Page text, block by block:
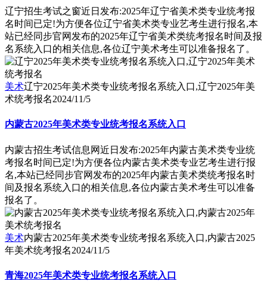
辽宁招生考试之窗近日发布:2025年辽宁省美术类专业统考报
名时间已定!为方便各位辽宁省美术类专业艺考生进行报名,本
站已经同步官网发布的2025年辽宁省美术类统考报名时间及报
名系统入口的相关信息,各位辽宁美术考生可以准备报名了。
美术辽宁2025年美术类专业统考报名系统入口,辽宁2025年美
术统考报名2024/11/5
内蒙古2025年美术类专业统考报名系统入口
内蒙古招生考试信息网近日发布:2025年内蒙古美术类专业统
考报名时间已定!为方便各位内蒙古美术类专业艺考生进行报
名,本站已经同步官网发布的2025年内蒙古美术类统考报名时
间及报名系统入口的相关信息,各位内蒙古美术考生可以准备
报名了。
美术内蒙古2025年美术类专业统考报名系统入口,内蒙古2025
年美术统考报名2024/11/5
青海2025年美术类专业统考报名系统入口